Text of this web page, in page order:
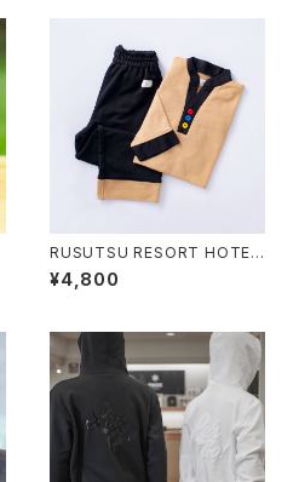
RUSUTSU RESORT HOTEL
ルームウェア キッズサイズ
¥4,800